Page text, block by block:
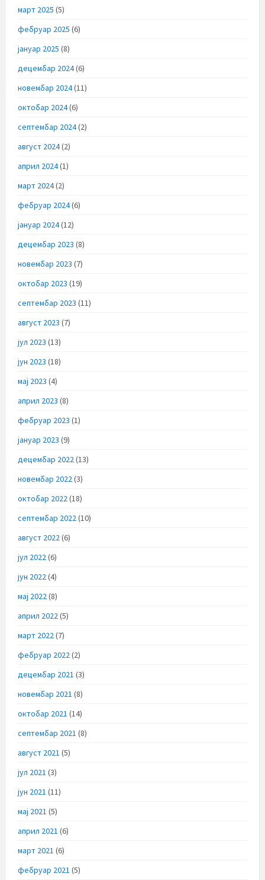
март 2025 (5)
фебруар 2025 (6)
јануар 2025 (8)
децембар 2024(6)
новембар 2024(11)
октобар 2024(6)
септембар 2024(2)
август 2024(2)
април 2024(1)
март 2024(2)
фебруар 2024(6)
јануар 2024(12)
децембар 2023 (8)
новембар 2023 (7)
октобар 2023 (19)
септембар 2023 (11)
август 2023 (7)
јул 2023 (13)
јун 2023 (18)
мај 2023 (4)
април 2023 (8)
фебруар 2023 (1)
јануар 2023 (9)
децембар 2022(13)
новембар 2022(3)
октобар 2022(18)
септембар 2022(10)
август 2022(6)
јул 2022(6)
јун 2022(4)
мај 2022(8)
април 2022(5)
март 2022(7)
фебруар 2022(2)
децембар 2021 (3)
новембар 2021 (8)
октобар 2021 (14)
септембар 2021 (8)
август 2021 (5)
јул 2021 (3)
јун 2021 (11)
мај 2021 (5)
април 2021 (6)
март 2021 (6)
фебруар 2021 (5)